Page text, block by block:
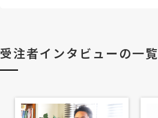
受注者インタビューの一覧